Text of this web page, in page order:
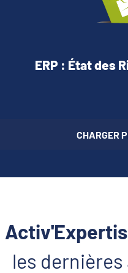
ERP : État des
CHARGER
les